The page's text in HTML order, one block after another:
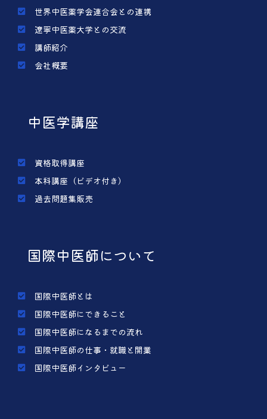
世界中医薬学会連合会との連携
遼寧中医薬大学との交流
講師紹介
会社概要
中医学講座
資格取得講座
本科講座（ビデオ付き）
過去問題集販売
国際中医師について
国際中医師とは
国際中医師にできること
国際中医師になるまでの流れ
国際中医師の仕事・就職と開業
国際中医師インタビュー